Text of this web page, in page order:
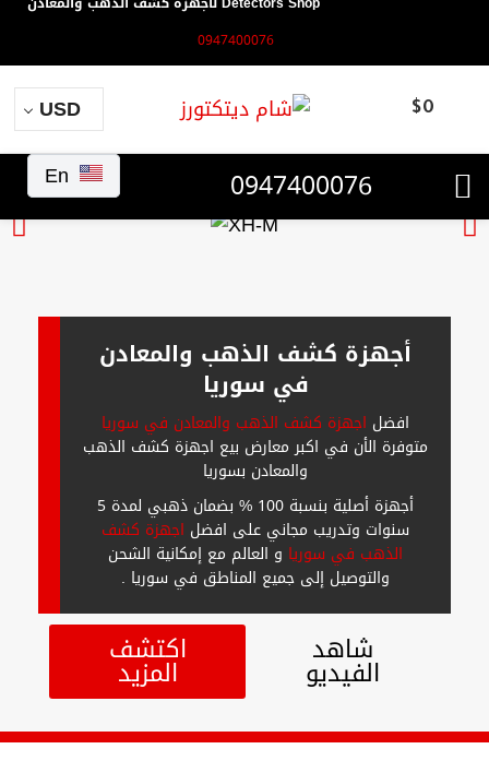
0947400076
$0
USD
0947400076
En
أجهزة كشف الذهب والمعادن
في سوريا
افضل اجهزة كشف الذهب والمعادن في سوريا
متوفرة الأن في اكبر معارض بيع اجهزة كشف الذهب
والمعادن بسوريا
أجهزة أصلية بنسبة 100 % بضمان ذهبي لمدة 5
سنوات وتدريب مجاني على افضل اجهزة كشف
الذهب في سوريا و العالم مع إمكانية الشحن
والتوصيل إلى جميع المناطق في سوريا .
اكتشف
المزيد
شاهد
الفيديو